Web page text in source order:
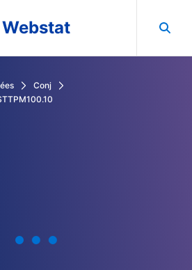
Webstat
Conj